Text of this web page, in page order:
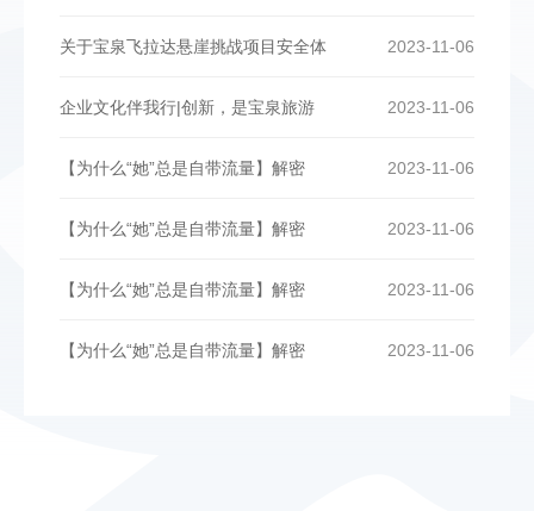
2023-11-06
关于宝泉飞拉达悬崖挑战项目安全体
2023-11-06
企业文化伴我行|创新，是宝泉旅游
2023-11-06
【为什么“她”总是自带流量】解密
2023-11-06
【为什么“她”总是自带流量】解密
2023-11-06
【为什么“她”总是自带流量】解密
2023-11-06
【为什么“她”总是自带流量】解密